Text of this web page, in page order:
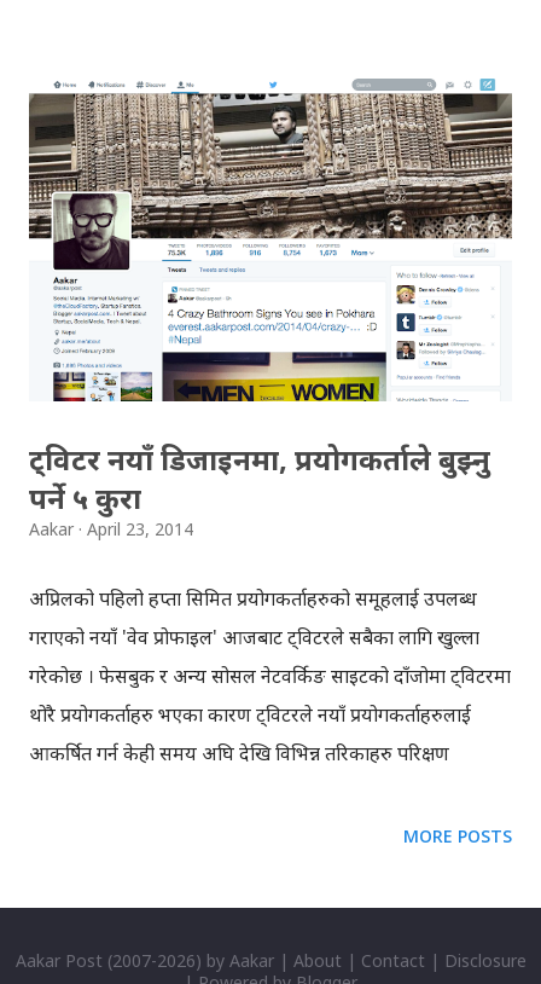
भनेको फलो गर्नेलाई फलोब्याक गर्नैपर्छ भन्ने होइन । ट्विटर चलाउनेहरु
आ-आफ्नै रुची अनुसार ट्विटर चलाउने हुँदा, रुचीका विषयमा ट्विट
गर्नेहरुलाई प्राय: ले फलो गर्छन् । खासगरी नयाँ प्रयोगकर्ताहरुलाई
सुरुमा ट्विटरमा टिक्नको लागि आफ्नो साथी वा सर्कल बनाउनुपर्ने/
खोज्नुपर्ने हुन्छ । नयाँ प्रयोगकर्ताहरुले सुरुमा आफ्नो रुचीको विषय
ट्विट गर्ने, आफूलाई मन परेका थोरै व्यक्तिहरुलाई फलो गर्नुपर्छ र
उनीहरुसँग कुराकानी थाल्नुपर्छ । कुराकानी गर्दैगएपछि, तपाईले
पच्छ्याएकाले तपाईलाई फलोब्याक दिन्छन् (कुराकानी भन्नको मतलब
प्रसंगमा रहेर गरिएका कुराकानी)। ट्...
ट्विटर नयाँ डिजाइनमा, प्रयोगकर्ताले बुझ्नु
पर्ने ५ कुरा
Aakar April 23, 2014
अप्रिलको पहिलो हप्ता सिमित प्रयोगकर्ताहरुको समूहलाई उपलब्ध
गराएको नयाँ 'वेव प्रोफाइल' आजबाट ट्विटरले सबैका लागि खुल्ला
गरेकोछ । फेसबुक र अन्य सोसल नेटवर्किङ साइटको दाँजोमा ट्विटरमा
थोरै प्रयोगकर्ताहरु भएका कारण ट्विटरले नयाँ प्रयोगकर्ताहरुलाई
आकर्षित गर्न केही समय अघि देखि विभिन्न तरिकाहरु परिक्षण
रुपमा लिनसकिन्छ । ट्विटरमा भर्खरै भित्रिएको 'नोटिफिकेसन', चारवटा
सार्वजनिक गरिएको वेव प्रोफाइल आदिका कारण, ट्विटर अहिले
MORE POSTS
Aakar Post (2007-2026) by Aakar| About | Contact | Disclosure